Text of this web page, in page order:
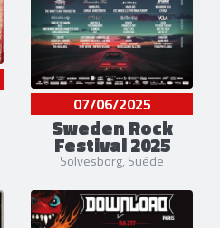
07/06/2025
Sweden Rock
Festival 2025
Sölvesborg, Suède